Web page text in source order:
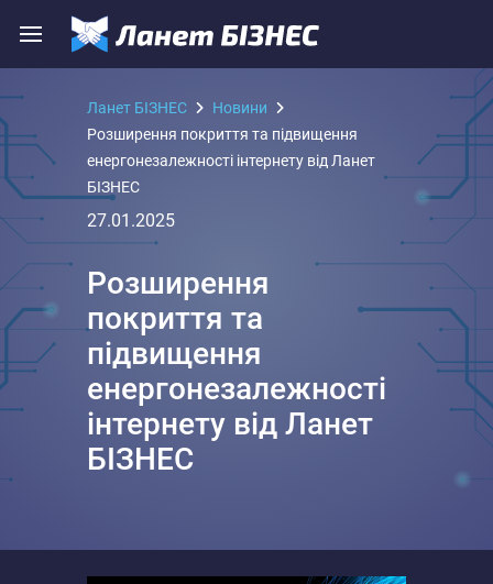
Ланет БІЗНЕС
Новини
Розширення покриття та підвищення
енергонезалежності інтернету від Ланет
БІЗНЕС
27.01.2025
Розширення
покриття та
підвищення
енергонезалежності
інтернету від Ланет
БІЗНЕС